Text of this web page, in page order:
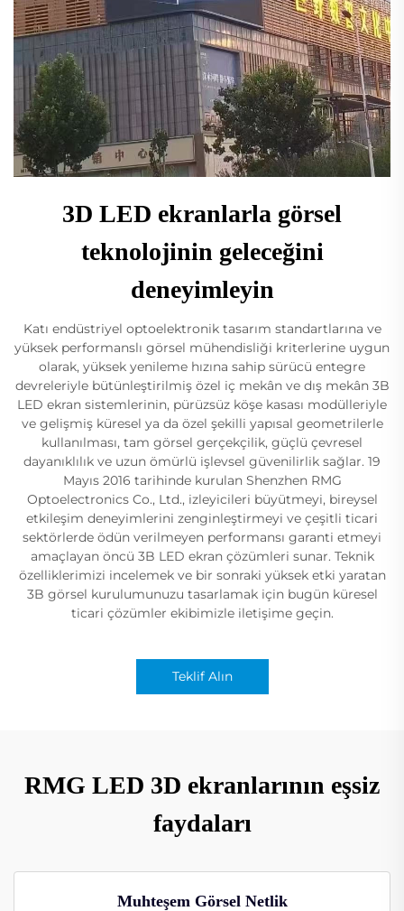
3D LED ekranlarla görsel
teknolojinin geleceğini
deneyimleyin
Katı endüstriyel optoelektronik tasarım standartlarına ve
yüksek performanslı görsel mühendisliği kriterlerine uygun
olarak, yüksek yenileme hızına sahip sürücü entegre
devreleriyle bütünleştirilmiş özel iç mekân ve dış mekân 3B
LED ekran sistemlerinin, pürüzsüz köşe kasası modülleriyle
ve gelişmiş küresel ya da özel şekilli yapısal geometrilerle
kullanılması, tam görsel gerçekçilik, güçlü çevresel
dayanıklılık ve uzun ömürlü işlevsel güvenilirlik sağlar. 19
Mayıs 2016 tarihinde kurulan Shenzhen RMG
Optoelectronics Co., Ltd., izleyicileri büyütmeyi, bireysel
etkileşim deneyimlerini zenginleştirmeyi ve çeşitli ticari
sektörlerde ödün verilmeyen performansı garanti etmeyi
amaçlayan öncü 3B LED ekran çözümleri sunar. Teknik
özelliklerimizi incelemek ve bir sonraki yüksek etki yaratan
3B görsel kurulumunuzu tasarlamak için bugün küresel
ticari çözümler ekibimizle iletişime geçin.
Teklif Alın
RMG LED 3D ekranlarının eşsiz
faydaları
Muhteşem Görsel Netlik